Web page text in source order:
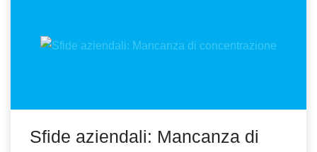
Sfide aziendali: Mancanza di